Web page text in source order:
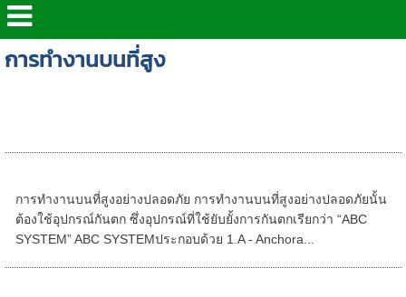
การทำงานบนที่สูง
การทำงานบนที่สูงอย่างปลอดภัย การทำงานบนที่สูงอย่างปลอดภัยนั้น
ต้องใช้อุปกรณ์กันตก ซึ่งอุปกรณ์ที่ใช้ยับยั้งการกันตกเรียกว่า “ABC
SYSTEM” ️ABC SYSTEMประกอบด้วย 1.A - Anchora...